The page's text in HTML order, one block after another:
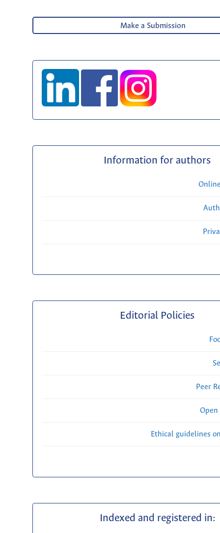
Make a Submission
Information for authors
Editorial Policies
Peer
Open
Ethical guidelines
Indexed and registered in: